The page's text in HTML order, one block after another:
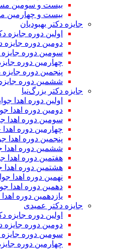
بیست و سومین
بیست و چهارمین
جایزه دکتر بهبودیان
اولین دوره جایزه
دومین دوره جایزه
سومین دوره جایزه
چهارمین دوره
پنجمین دوره جایزه
ششمین دوره جایزه
جایزه دکتر بزرگ‌نیا
اولین دوره اهدا
دومین دوره اهدا
سومین دوره اهدا
چهارمین دوره اهدا
پنجمین دوره اهدا
ششمین دوره اهدا
هفتمین دوره اهدا
هشتمین دوره اهدا
نهمین دوره اهدا
دهمین دوره اهدا
یازدهمین دوره اهدا
جایزه دکتر عمیدی
اولین دوره جایزه
دومین دوره جایزه
سومین دوره
چهارمین دوره